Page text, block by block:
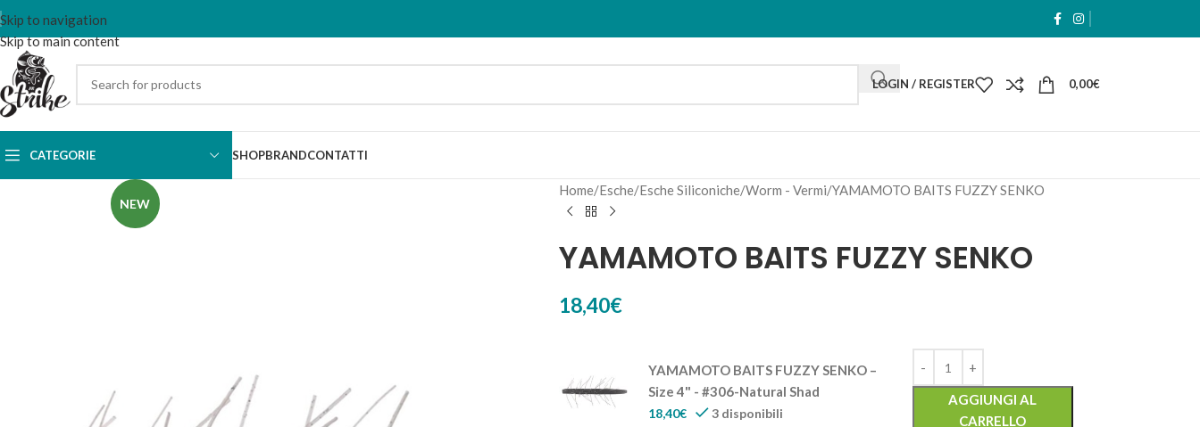
Skip to navigation
Skip to main content
LOGIN / REGISTER 0,00€
CATEGORIE SHOPBRANDCONTATTI
NEW
Home Esche Esche Siliconiche Worm - Vermi YAMAMOTO BAITS FUZZY SENKO
YAMAMOTO BAITS FUZZY SENKO
18,40€
YAMAMOTO BAITS FUZZY SENKO –
Size 4" - #306-Natural Shad
18,40€ 3 disponibili
AGGIUNGI AL
CARRELLO